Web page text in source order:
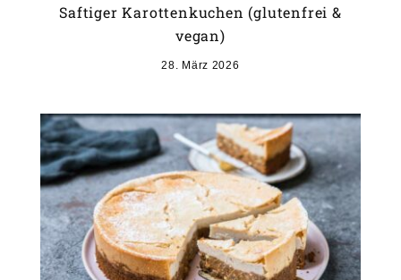
Saftiger Karottenkuchen (glutenfrei &
vegan)
28. März 2026